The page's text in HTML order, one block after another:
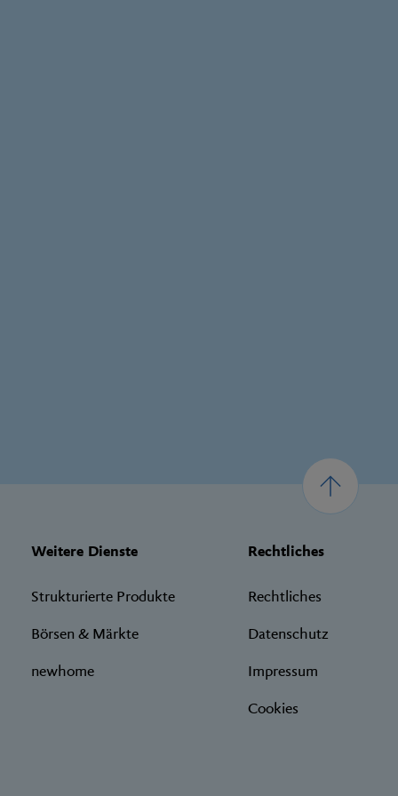
Weitere Dienste
Strukturierte Produkte
Börsen & Märkte
newhome
Rechtliches
Rechtliches
Datenschutz
Impressum
Cookies